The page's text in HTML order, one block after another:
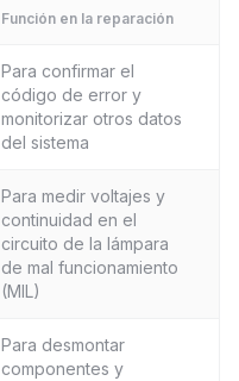
Función en la reparación
Para confirmar el
código de error y
monitorizar otros datos
del sistema
Para medir voltajes y
continuidad en el
circuito de la lámpara
de mal funcionamiento
(MIL)
Para desmontar
componentes y